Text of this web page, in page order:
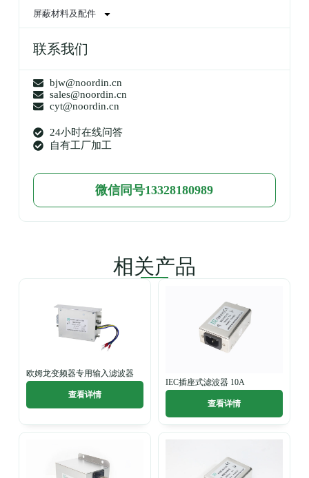
屏蔽材料及配件
联系我们
bjw@noordin.cn
sales@noordin.cn
cyt@noordin.cn
24小时在线问答
自有工厂加工
微信同号13328180989
相关产品
欧姆龙变频器专用输入滤波器
查看详情
IEC插座式滤波器 10A
查看详情